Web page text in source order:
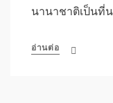
นานาชาติเป็นที่
อ่านต่อ